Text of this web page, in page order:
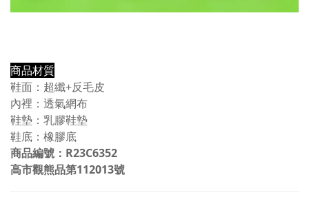
商品材質
鞋面：超纖+反毛皮
內裡：透氣網布
鞋墊：乳膠鞋墊
鞋底：橡膠底
商品編號： R23C6352
高市觀熊品第112013號